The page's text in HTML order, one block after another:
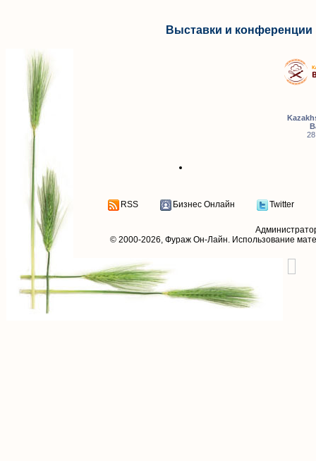
Выставки и конференции
RSS Бизнес Онлайн Twitter
© 2000-2026, Фураж Он-Лайн. Использование